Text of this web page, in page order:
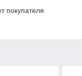
покупателя